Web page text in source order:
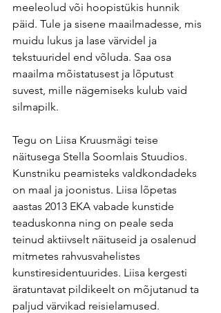
meeleolud või hoopistükis hunnik
päid. Tule ja sisene maailmadesse, mis
muidu lukus ja lase värvidel ja
tekstuuridel end võluda. Saa osa
maailma mõistatusest ja lõputust
suvest, mille nägemiseks kulub vaid
silmapilk.
Tegu on Liisa Kruusmägi teise
näitusega Stella Soomlais Stuudios.
Kunstniku peamisteks valdkondadeks
on maal ja joonistus. Liisa lõpetas
aastas 2013 EKA vabade kunstide
teaduskonna ning on peale seda
teinud aktiivselt näituseid ja osalenud
mitmetes rahvusvahelistes
kunstiresidentuurides. Liisa kergesti
äratuntavat pildikeelt on mõjutanud ta
paljud värvikad reisielamused.